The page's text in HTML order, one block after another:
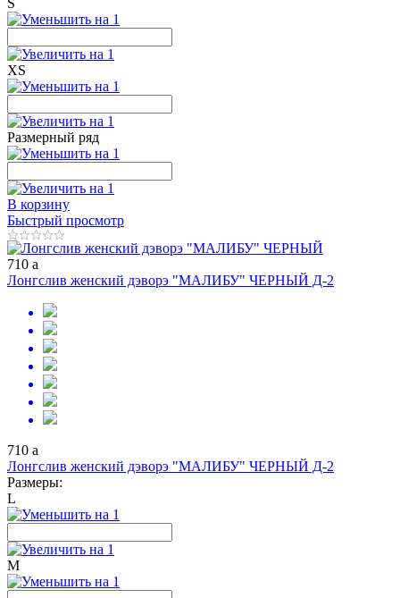
S
XS
Размерный ряд
В корзину
Быстрый просмотр
710 a
Лонгслив женский дэворэ "МАЛИБУ" ЧЕРНЫЙ Д-2
710 a
Лонгслив женский дэворэ "МАЛИБУ" ЧЕРНЫЙ Д-2
Размеры:
L
M